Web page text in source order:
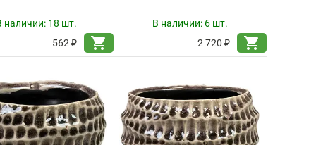
наличии: 18 шт.
562 ₽
shopping_cart
В наличии: 6 шт.
2 720 ₽
shopping_cart